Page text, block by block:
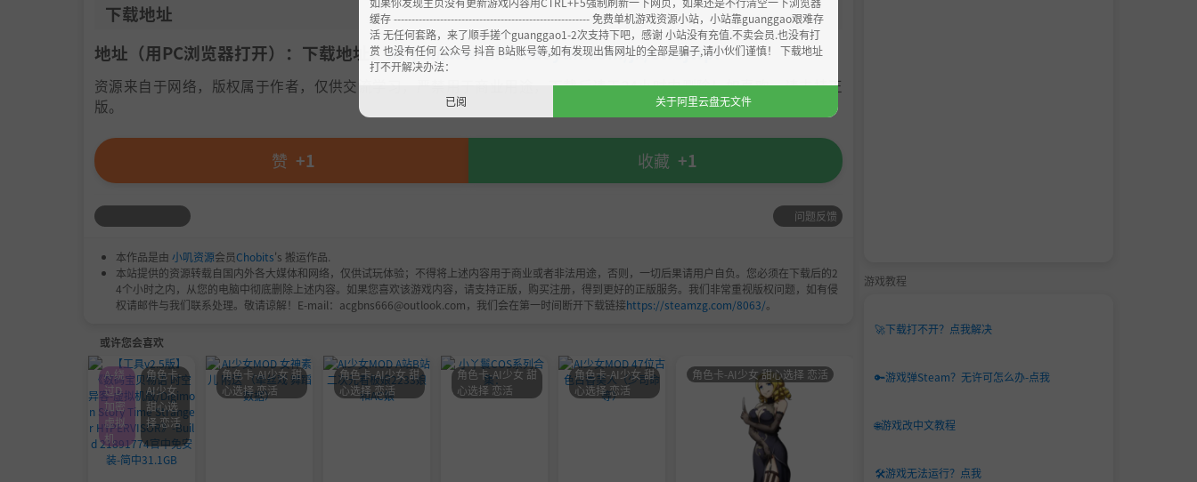
下载地址
地址（用PC浏览器打开）：下载地址：https://www.feimaoyun.com/jx/ew3jttpl
资源来自于网络，版权属于作者，仅供交流学习，严禁用于商业用途，下载后请于24小时内删除！如喜欢，请支持正
版。
赞 +1 收藏 +1
问题反馈
本作品是由 小叽资源会员Chobits's 搬运作品.
本站提供的资源转载自国内外各大媒体和网络，仅供试玩体验；不得将上述内容用于商业或者非法用途，否则，一切后果请用户自负。您必须在下载后的2
4个小时之内，从您的电脑中彻底删除上述内容。如果您喜欢该游戏内容，请支持正版，购买注册，得到更好的正版服务。我们非常重视版权问题，如有侵
权请邮件与我们联系处理。敬请谅解！E-mail：acgbns666@outlook.com，我们会在第一时间断开下载链接https://steamzg.com/8063/。
或许您会喜欢
A-绕
过D
加密
虚拟
机
角色卡-
AI少女
甜心选
择 恋活
角色卡-AI少女 甜
心选择 恋活
角色卡-AI少女 甜
心选择 恋活
角色卡-AI少女 甜
心选择 恋活
角色卡-AI少女 甜
心选择 恋活
角色卡-AI少女 甜心选择 恋活
男主
角色卡-AI少女
男主
游戏教程
🚀下载打不开？点我解决
🔑游戏弹Steam？无许可怎么办-点我
🌐游戏改中文教程
🛠️游戏无法运行？点我
缓存 ------------------------------------------------------- 免费单机游戏资源小站，小站靠guanggao艰难存
活 无任何套路，来了顺手搓个guanggao1-2次支持下吧，感谢 小站没有充值.不卖会员.也没有打
赏 也没有任何 公众号 抖音 B站账号等,如有发现出售网址的全部是骗子,请小伙们谨慎！ 下载地址
打不开解决办法：
已阅 关于阿里云盘无文件